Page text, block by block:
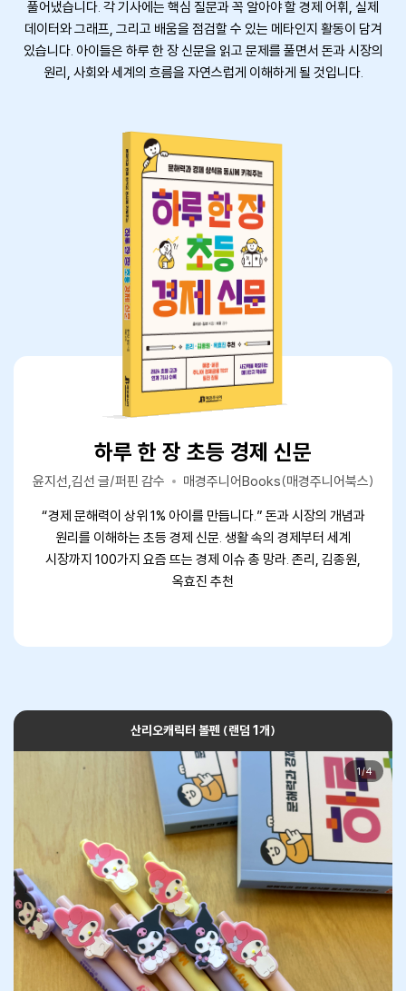
풀어냈습니다. 각 기사에는 핵심 질문과 꼭 알아야 할 경제 어휘, 실제
데이터와 그래프, 그리고 배움을 점검할 수 있는 메타인지 활동이 담겨
있습니다. 아이들은 하루 한 장 신문을 읽고 문제를 풀면서 돈과 시장의
원리, 사회와 세계의 흐름을 자연스럽게 이해하게 될 것입니다.
하루 한 장 초등 경제 신문
윤지선,김선 글/퍼핀 감수
매경주니어Books(매경주니어북스)
“경제 문해력이 상위 1% 아이를 만듭니다.” 돈과 시장의 개념과
원리를 이해하는 초등 경제 신문. 생활 속의 경제부터 세계
시장까지 100가지 요즘 뜨는 경제 이슈 총 망라. 존리, 김종원,
옥효진 추천
하루 한 장 초등 경제 신문
윤지선,김선 글/퍼핀 감수
매경주니어Books(매경주니어북스)
“경제 문해력이 상위 1% 아이를 만듭니다.” 돈과 시장의 개념과
원리를 이해하는 초등 경제 신문. 생활 속의 경제부터 세계
시장까지 100가지 요즘 뜨는 경제 이슈 총 망라. 존리, 김종원,
옥효진 추천
하루 한 장 초등 경제 신문
윤지선,김선 글/퍼핀 감수
매경주니어Books(매경주니어북스)
“경제 문해력이 상위 1% 아이를 만듭니다.” 돈과 시장의 개념과
원리를 이해하는 초등 경제 신문. 생활 속의 경제부터 세계
시장까지 100가지 요즘 뜨는 경제 이슈 총 망라. 존리, 김종원,
옥효진 추천
산리오캐릭터 볼펜 (랜덤 1개)
1/4